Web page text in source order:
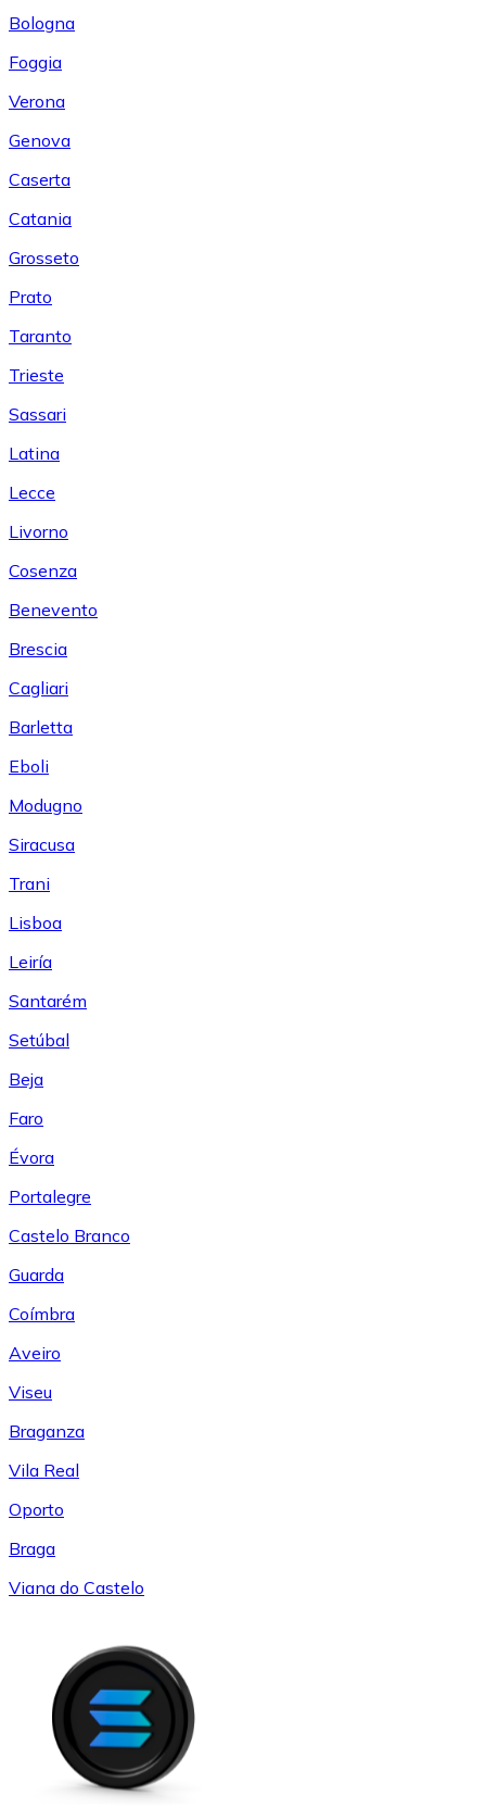
Bologna
Foggia
Verona
Genova
Caserta
Catania
Grosseto
Prato
Taranto
Trieste
Sassari
Latina
Lecce
Livorno
Cosenza
Benevento
Brescia
Cagliari
Barletta
Eboli
Modugno
Siracusa
Trani
Lisboa
Leiría
Santarém
Setúbal
Beja
Faro
Évora
Portalegre
Castelo Branco
Guarda
Coímbra
Aveiro
Viseu
Braganza
Vila Real
Oporto
Braga
Viana do Castelo